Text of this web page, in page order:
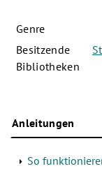
Genre
Besitzende
Bibliotheken
Anleitungen
So